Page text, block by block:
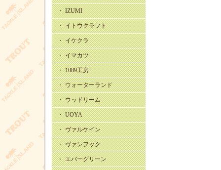
・ IZUMI
・ イトウクラフト
・ イケクラ
・ イマカツ
・ 1089工房
・ ウォーターランド
・ ウッドリーム
・ UOYA
・ ヴァルケイン
・ ヴァンフック
・ エバーグリーン